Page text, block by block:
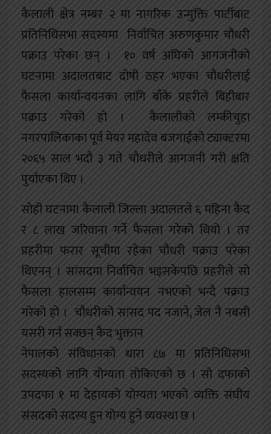
कैलाली क्षेत्र नम्बर २ मा नागरिक उन्मुक्ति पार्टीबाट
प्रतिनिधिसभा सदस्यमा निर्वाचित अरुणकुमार चौधरी
पक्राउ परेका छन् । १० वर्ष अघिको आगजनीको
घटनामा अदालतबाट दोषी ठहर भएका चौधरीलाई
फैसला कार्यान्वयनका लागि बाँके प्रहरीले बिहीबार
पक्राउ गरेको हो । कैलालीको लम्कीचुहा
नगरपालिकाका पूर्व मेयर महादेव बजगाईंको ट्याक्टरमा
२०६५ साल भदौ ३ गते चौधरीले आगजनी गरी क्षति
पुर्याएका थिए ।
सोही घटनामा कैलाली जिल्ला अदालतले ६ महिना कैद
र ८ लाख जरिवाना गर्ने फैसला गरेको थियो । तर
प्रहरीमा फरार सूचीमा रहेका चौधरी पक्राउ परेका
थिएनन् । सांसदमा निर्वाचित भइसकेपछि प्रहरीले सो
फैसला हालसम्म कार्यान्वयन नभएको भन्दै पक्राउ
गरेको हो । चौधरीको सांसद पद नजाने, जेल नै नबसी
यसरी गर्न सक्छन् कैद भुक्तान
नेपालको संविधानको धारा ८७ मा प्रतिनिधिसभा
सदस्यको लागि योग्यता तोकिएको छ । सो दफाको
उपदफा १ मा देहायको योग्यता भएको व्यक्ति संघीय
संसदको सदस्य हुन योग्य हुने व्यवस्था छ ।